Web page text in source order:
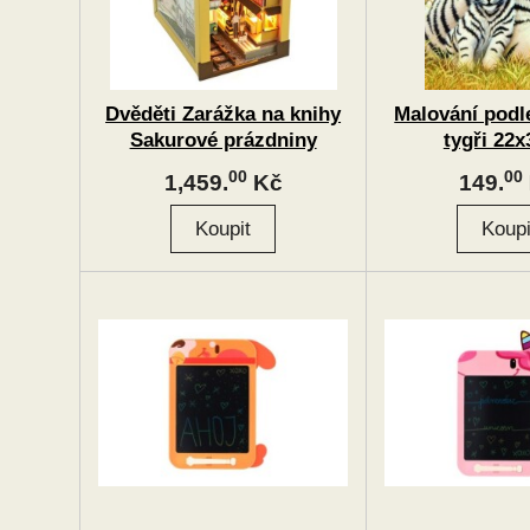
Dvěděti Zarážka na knihy
Sakurové prázdniny
1,459.00Kč
Malování
tygři
149.00